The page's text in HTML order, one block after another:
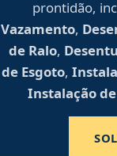
prontidão,
Vazamento,
de Ralo,
de Esgoto,
Instalação